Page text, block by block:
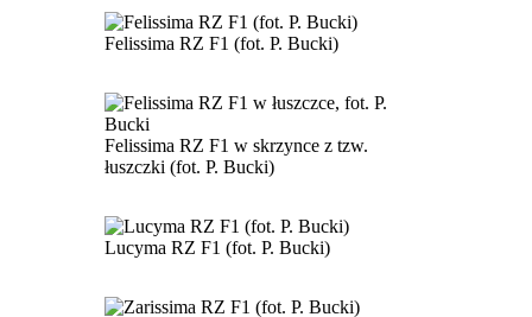
Felissima RZ F1 (fot. P. Bucki)
Felissima RZ F1 w skrzynce z tzw.
łuszczki (fot. P. Bucki)
Lucyma RZ F1 (fot. P. Bucki)